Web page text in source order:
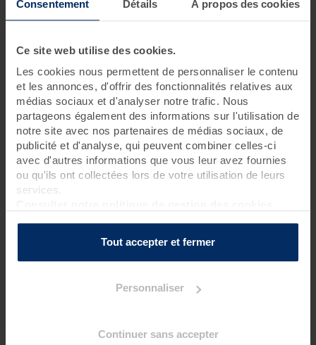
Consentement Détails À propos des cookies
Ce site web utilise des cookies.
Les cookies nous permettent de personnaliser le contenu
et les annonces, d'offrir des fonctionnalités relatives aux
médias sociaux et d'analyser notre trafic. Nous
partageons également des informations sur l'utilisation de
notre site avec nos partenaires de médias sociaux, de
publicité et d'analyse, qui peuvent combiner celles-ci
avec d'autres informations que vous leur avez fournies
ou qu'ils ont collectées lors de votre utilisation de leurs
services.
Tout accepter et fermer
Personnaliser
Continuer sans accepter
familiales
centre a été fondé en 1899. Une longue et belle
histoire d’équilibre du corps et de l’esprit que
nous partageons ensemble depuis plus de 40
ans.
Meilleur prix
garanti
Paiement
sécurisé
À votre écoute
Avis clients
4 destinations Grand Ouest